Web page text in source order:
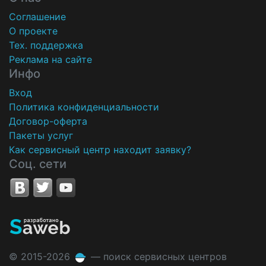
Соглашение
О проекте
Тех. поддержка
Реклама на сайте
Инфо
Вход
Политика конфиденциальности
Договор-оферта
Пакеты услуг
Как сервисный центр находит заявку?
Соц. сети
© 2015-2026 — поиск сервисных центров